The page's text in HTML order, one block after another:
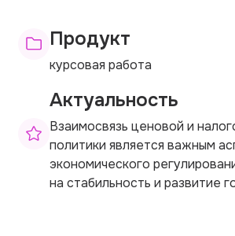
Продукт
курсовая работа
Актуальность
Взаимосвязь ценовой и
политики является важным
экономического
на стабильность и развитие